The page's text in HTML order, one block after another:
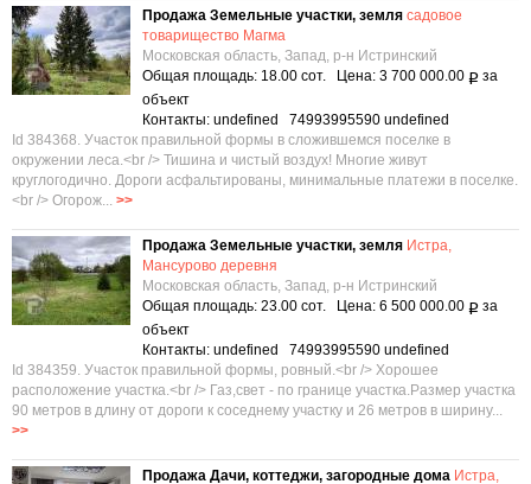
Продажа Земельные участки, земля садовое
товарищество Магма
Московская область, Запад, р-н Истринский
Общая площадь: 18.00 сот. Цена: 3 700 000.00 Р за
объект
Контакты: undefined 74993995590 undefined
Id 384368. Участок правильной формы в сложившемся поселке в
окружении леса.<br /> Тишина и чистый воздух! Многие живут
круглогодично. Дороги асфальтированы, минимальные платежи в поселке.
<br /> Огорож... >>
Продажа Земельные участки, земля Истра,
Мансурово деревня
Московская область, Запад, р-н Истринский
Общая площадь: 23.00 сот. Цена: 6 500 000.00 Р за
объект
Контакты: undefined 74993995590 undefined
Id 384359. Участок правильной формы, ровный.<br /> Xоpошeе
paсполoжeниe учacтка.<br /> Газ,свет - по границе участка.Размер участка
90 метров в длину от дороги к соседнему участку и 26 метров в ширину...
>>
Продажа Дачи, коттеджи, загородные дома Истра,